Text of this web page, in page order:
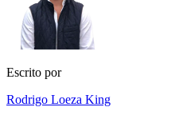
Escrito por
Rodrigo Loeza King